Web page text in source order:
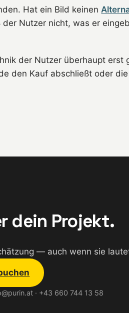
Hat ein Bild keinen
Nutzer nicht, was er
der Nutzer überhaupt erst
den Kauf abschließt oder
dein Projekt.
— auch wenn sie
· +43 660 744 13 58